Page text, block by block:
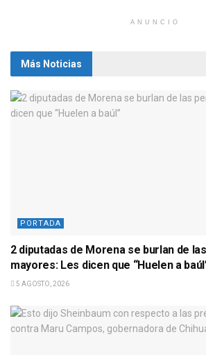
ANUNCIO
Más Noticias
PORTADA
2 diputadas de Morena se burlan de
mayores: Les dicen que “Huelen a
5 AGOSTO, 2026